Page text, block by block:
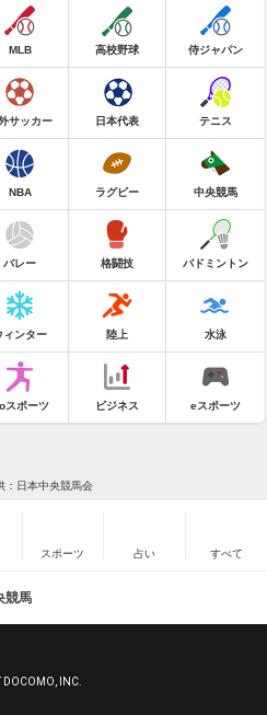
MLB 高校野球 侍ジャパン
サッカー 日本代表 テニス
NBA ラグビー 中央競馬
バレー 格闘技 バドミントン
ィンター 陸上 水泳
スポーツ ビジネス eスポーツ
：日本中央競馬会
スポーツ 占い すべて
競馬
DOCOMO, INC.